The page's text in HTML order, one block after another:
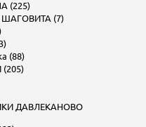
(225)
(7)
(88)
ДАВЛЕКАНОВО